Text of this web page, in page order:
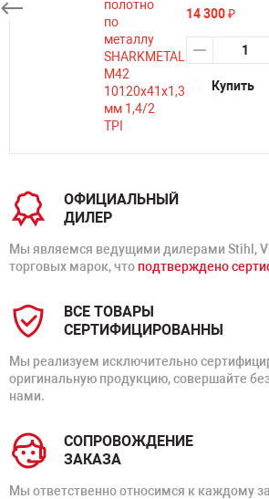
14 300₽
Купить
ОФИЦИАЛЬНЫЙ
ДИЛЕР
Мы являемся ведущими дилерами Stihl,
торговых марок, что подтверждено
ВСЕ ТОВАРЫ
СЕРТИФИЦИРОВАННЫ
Мы реализуем исключительно
оригинальную продукцию, совершайте
нами.
СОПРОВОЖДЕНИЕ
ЗАКАЗА
Мы ответственно относимся к каждому